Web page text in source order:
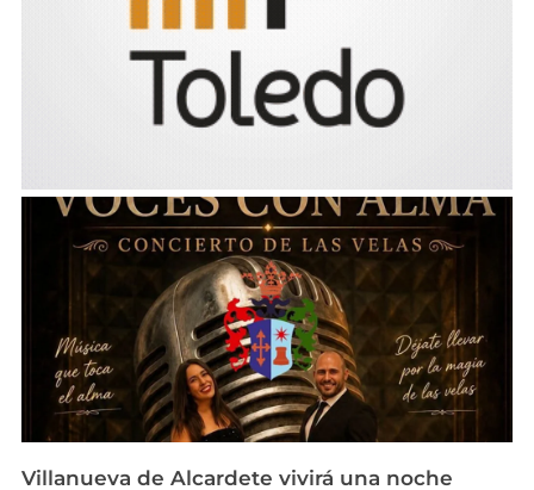
Villanueva de Alcardete vivirá una noche